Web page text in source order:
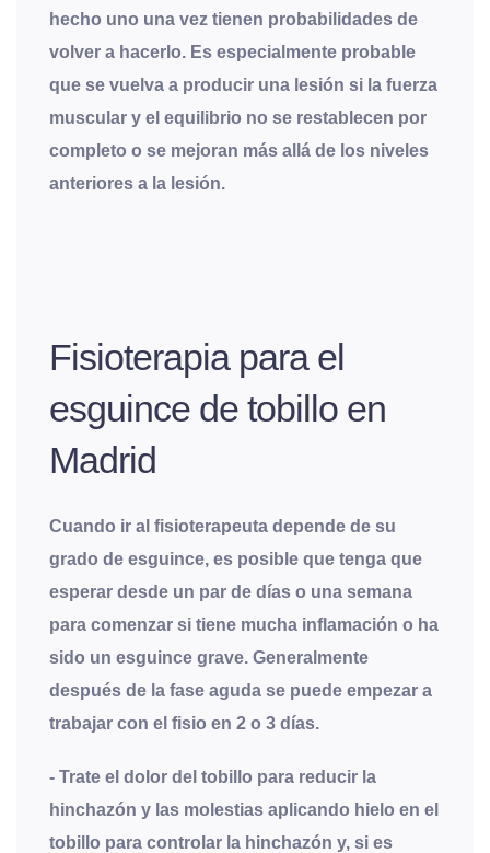
hecho uno una vez tienen probabilidades de
volver a hacerlo. Es especialmente probable
que se vuelva a producir una lesión si la fuerza
muscular y el equilibrio no se restablecen por
completo o se mejoran más allá de los niveles
anteriores a la lesión.
Fisioterapia para el
esguince de tobillo en
Madrid
Cuando ir al fisioterapeuta depende de su
grado de esguince, es posible que tenga que
esperar desde un par de días o una semana
para comenzar si tiene mucha inflamación o ha
sido un esguince grave. Generalmente
después de la fase aguda se puede empezar a
trabajar con el fisio en 2 o 3 días.
- Trate el dolor del tobillo para reducir la
hinchazón y las molestias aplicando hielo en el
tobillo para controlar la hinchazón y, si es